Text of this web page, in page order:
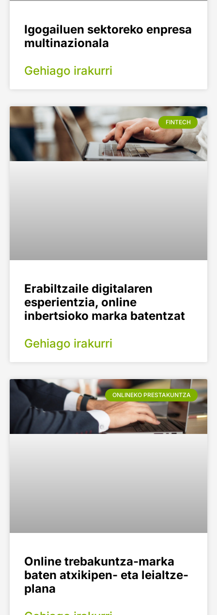
Igogailuen sektoreko enpresa
multinazionala
Gehiago irakurri
FINTECH
Erabiltzaile digitalaren
esperientzia, online
inbertsioko marka batentzat
Gehiago irakurri
ONLINEKO PRESTAKUNTZA
Online trebakuntza-marka
baten atxikipen- eta leialtze-
plana